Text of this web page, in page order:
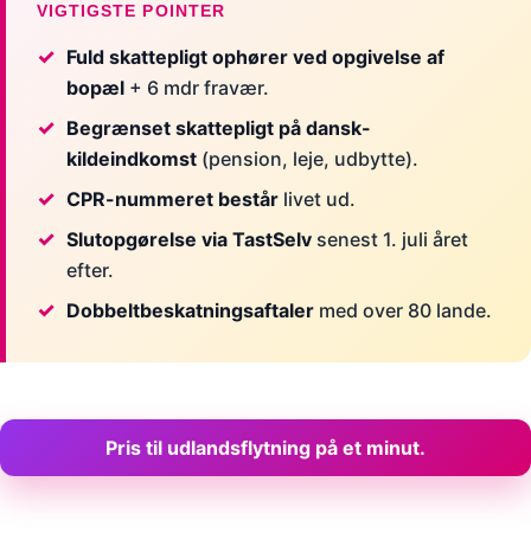
VIGTIGSTE POINTER
Fuld skattepligt ophører ved opgivelse af
bopæl + 6 mdr fravær.
Begrænset skattepligt på dansk-
kildeindkomst (pension, leje, udbytte).
CPR-nummeret består livet ud.
Slutopgørelse via TastSelv senest 1. juli året
efter.
Dobbeltbeskatningsaftaler med over 80 lande.
Pris til udlandsflytning på et minut.